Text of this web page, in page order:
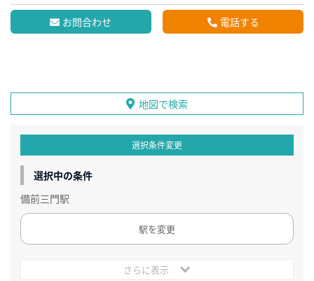
お問合わせ 電話する
地図で検索
選択条件変更
選択中の条件
備前三門駅
駅を変更
さらに表示